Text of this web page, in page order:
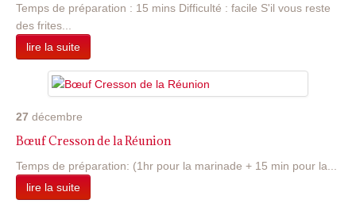
Temps de préparation : 15 mins Difficulté : facile S'il vous reste
des frites...
lire la suite
27 décembre
Bœuf Cresson de la Réunion
Temps de préparation: (1hr pour la marinade + 15 min pour la...
lire la suite